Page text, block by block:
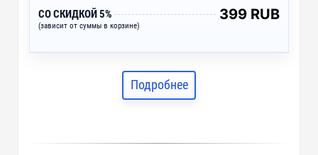
СО СКИДКОЙ 5%
(зависит от суммы в корзине)
399 RUB
Подробнее